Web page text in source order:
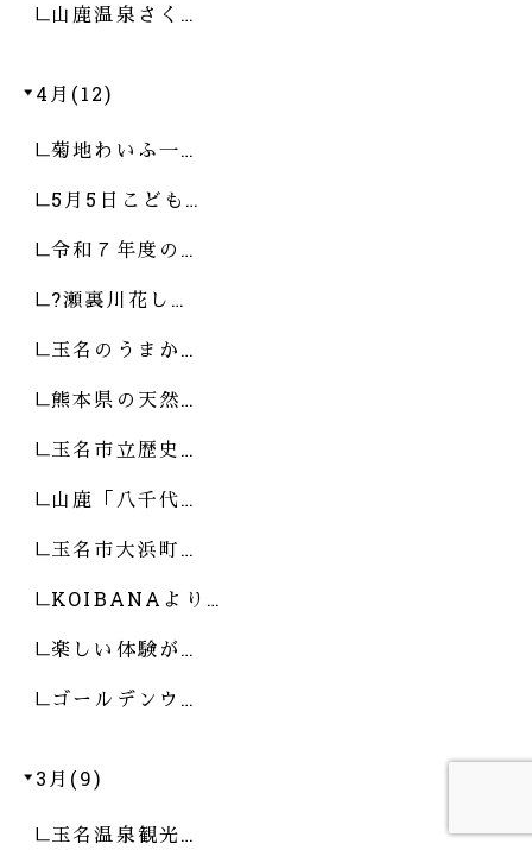
山鹿温泉さく…
4月(12)
菊地わいふ一…
5月5日こども…
令和７年度の…
?瀬裏川花し…
玉名のうまか…
熊本県の天然…
玉名市立歴史…
山鹿「八千代…
玉名市大浜町…
KOIBANAより…
楽しい体験が…
ゴールデンウ…
3月(9)
玉名温泉観光…